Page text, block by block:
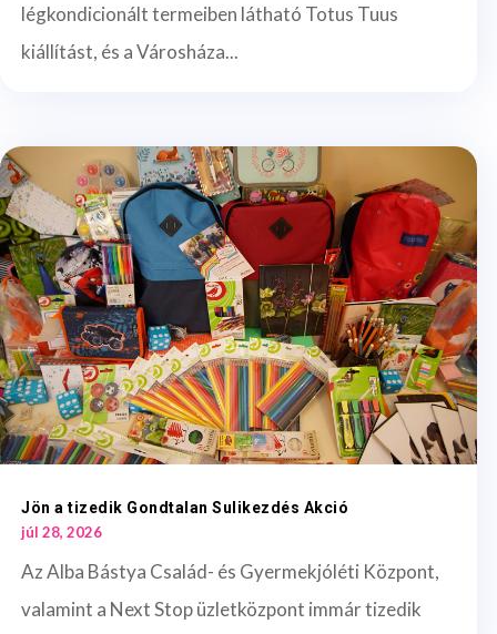
légkondicionált termeiben látható Totus Tuus
kiállítást, és a Városháza...
Jön a tizedik Gondtalan Sulikezdés Akció
júl 28, 2026
Az Alba Bástya Család- és Gyermekjóléti Központ,
valamint a Next Stop üzletközpont immár tizedik